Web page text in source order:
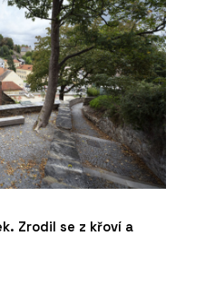
Zrodil se z křoví a